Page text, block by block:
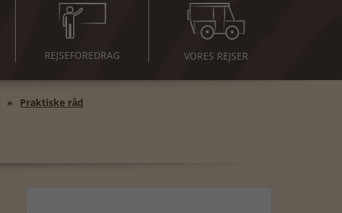
REJSEFOREDRAG VORES REJSER
Praktiske råd